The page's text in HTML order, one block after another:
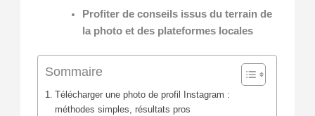
Profiter de conseils issus du terrain de
la photo et des plateformes locales
Sommaire
Télécharger une photo de profil Instagram :
méthodes simples, résultats pros